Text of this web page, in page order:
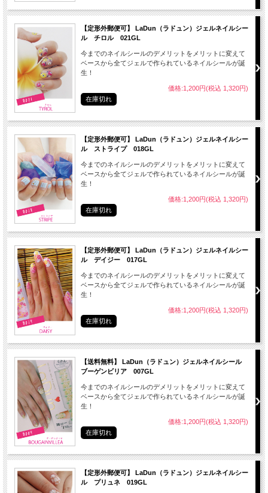
● LaDunジェルネイルシールはジェルネイル素材でできている
● LaDunジェルネイルシールは密着度が高い
● リムーバーがいらないので簡単OFF
※はがす時はお湯に３０秒くらい浸けると剥がしやすくなります。
ので、
爪の表面をよく拭き取ってください。
● 爪（爪表面）を付属のファイルなどで整えた後、爪を清潔にします。
● 自爪のサイズに合ったネイルシールを選んでください。
※自爪よりも約１ｍｍ程度小さいサイズが付けやすいです。
【定形外郵便可】 LaDun（ラドュン）ジェルネイルシー
ル チロル 021GL
今までのネイルシールのデメリットをメリットに変えて
ベースから全てジェルで作られているネイルシールが誕
生！
価格:1,200円(税込 1,320円)
在庫切れ
【定形外郵便可】 LaDun（ラドュン）ジェルネイルシー
ル ストライプ 018GL
今までのネイルシールのデメリットをメリットに変えて
ベースから全てジェルで作られているネイルシールが誕
生！
価格:1,200円(税込 1,320円)
在庫切れ
【定形外郵便可】 LaDun（ラドュン）ジェルネイルシー
ル デイジー 017GL
今までのネイルシールのデメリットをメリットに変えて
ベースから全てジェルで作られているネイルシールが誕
生！
価格:1,200円(税込 1,320円)
在庫切れ
【送料無料】 LaDun（ラドュン）ジェルネイルシール
ブーゲンビリア 007GL
今までのネイルシールのデメリットをメリットに変えて
ベースから全てジェルで作られているネイルシールが誕
生！
価格:1,200円(税込 1,320円)
在庫切れ
【定形外郵便可】 LaDun（ラドュン）ジェルネイルシー
ル プリュネ 019GL